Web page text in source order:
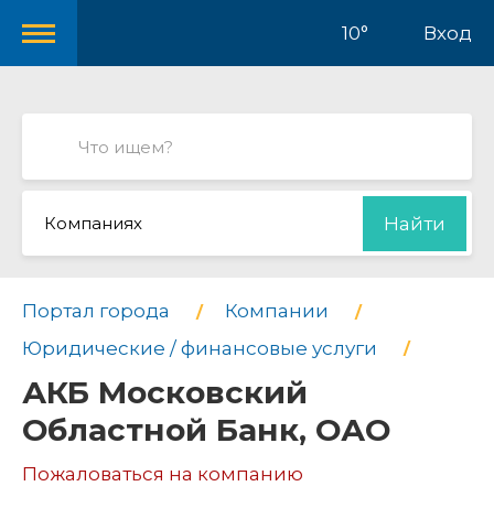
10° Вход
Компаниях Найти
Портал города
Компании
Юридические / финансовые услуги
АКБ Московский
Областной Банк, ОАО
Пожаловаться на компанию